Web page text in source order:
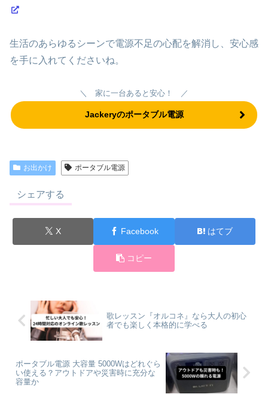
生活のあらゆるシーンで電源不足の心配を解消し、安心感
を手に入れてくださいね。
＼ 家に一台あると安心！ ／
Jackeryのポータブル電源
お出かけ ポータブル電源
シェアする
X Facebook はてブ
コピー
歌レッスン『オルコネ』なら大人の初心
者でも楽しく本格的に学べる
ポータブル電源 大容量 5000Wはどれぐら
い使える？アウトドアや災害時に充分な
容量か